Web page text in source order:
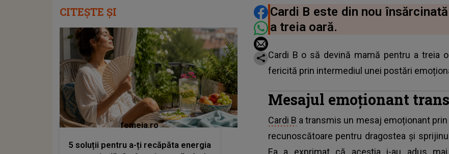
DISTRIBUIE ARTICOLUL
Cardi B este din nou
a treia oară.
Cardi B o să devină mamă pentru a treia
fericită prin intermediul unei postări
Mesajul emoționant
Cardi B a transmis un mesaj emoționant
recunoscătoare pentru dragostea și
Ea a exprimat că aceștia i-au adus
CITEȘTE ȘI
femeia.ro
5 soluții pentru a-ți recăpăta energia